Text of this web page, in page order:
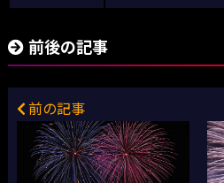
前後の記事
前の記事